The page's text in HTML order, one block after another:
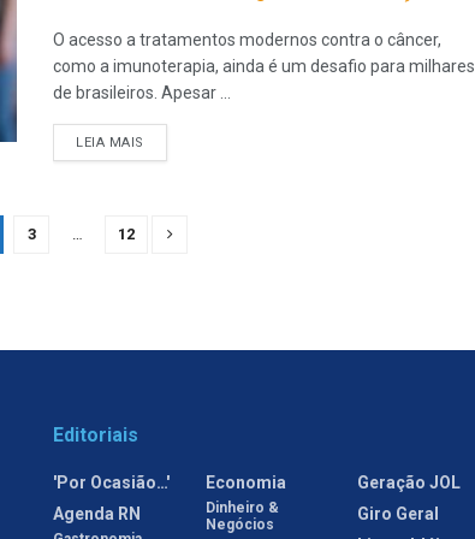
O acesso a tratamentos modernos contra o câncer,
como a imunoterapia, ainda é um desafio para milhares
de brasileiros. Apesar ...
LEIA MAIS
3 12
Editoriais
'Por Ocasião…'
Agenda RN
Economia
Dinheiro &
Negócios
Geração JOL
Giro Geral